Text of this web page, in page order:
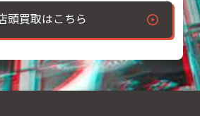
頭買取はこちら